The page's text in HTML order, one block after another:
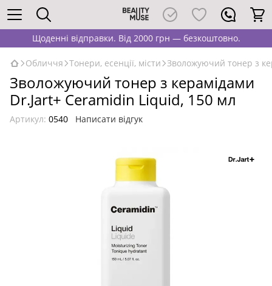
Щоденні відправки. Від 2000 грн — безкоштовно.
Обличчя Тонери, есенції, місти Зволожуючий тонер з
Зволожуючий тонер з керамідами
Dr.Jart+ Ceramidin Liquid, 150 мл
Артикул: 0540 Написати відгук